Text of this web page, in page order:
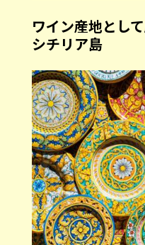
ワイン産地とし
シチリア島